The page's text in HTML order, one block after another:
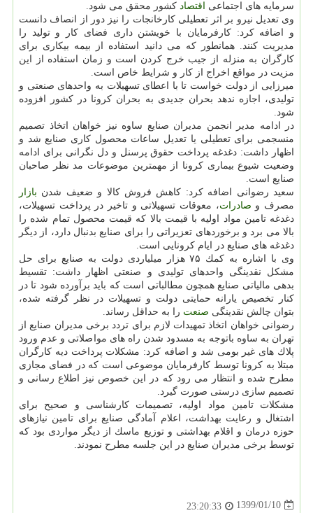
سرمایه های اجتماعی
اقتصاد كشور محقق می شود.
وی تعدیل نیرو بر اثر تعطیلی كارخانجات را نیز دور از انصاف دانست
و اضافه كرد: كارفرمایان با خویشتن داری فضای كار و تولید را
مدیریت كنند. همانطور كه می دانید استفاده از بیمه بیكاری برای
كارگران به منزله از جیب خرج كردن است و زمان استفاده از این
مزیت در مواقع اخراج از كار و شرایط خاص است.
میرزایی از دولت خواست تا با اعطای تسهیلات به واحدهای صنعتی و
تولیدی، اجازه ندهد بحران جدیدی به بحران كرونا در كشور افزوده
شود.
در ادامه مدیر انجمن مدیران صنایع ساوه نیز خواهان اتخاذ تصمیم
منسجمی برای تعطیلی یا تعدیل ساعات محصول كاری صنایع شد و
اظهار داشت: دغدغه پرداخت حقوق پرسنل و دل نگرانی برای ادامه
وضعیت شیوع بیماری كرونا از مهمترین موضوعات مد نظر صاحبان
صنایع است.
سعید رضوانی اضافه كرد: كاهش فروش كالا و ضعیف شدن بازار
مصرف و صادرات، معوقات تسهیلاتی و تاخیر در پرداخت تسهیلات،
دغدغه تامین مواد اولیه با قیمت بالا كه قیمت محصول تمام شده را
بالا می برد و برخوردهای تعزیراتی را برای صنایع بدنبال دارد، از دیگر
دغدغه های صنایع در ایام كرونایی است.
وی با اشاره به كمك ۷۵ هزار میلیاردی دولت به صنایع برای حل
مشكل نقدینگی واحدهای تولیدی و صنعتی اظهار داشت: تقسیط
بدهی مالیاتی صنایع همچون مطالباتی است كه باید برآورده شود تا در
كنار تخصیص یارانه حمایتی دولت و تسهیلات در نظر گرفته شده،
بتوان چالش نقدینگی صنعت را به حداقل رساند.
رضوانی خواهان اتخاذ تمهیدات لازم برای تردد برخی مدیران صنایع از
تهران به ساوه باتوجه به مسدود شدن راه های مواصلاتی و عدم ورود
پلاك های غیر بومی شد و اضافه كرد: مشكلات پرداخت دیه كارگران
مبتلا به كرونا توسط كارفرمایان موضوعی است كه در فضای مجازی
مطرح شده و انتظار می رود كه در این خصوص نیز اطلاع رسانی و
تصمیم سازی درستی صورت گیرد.
مشكلات تامین مواد اولیه، تصمیمات كارشناسی و صحیح برای
اشتغال و رعایت بهداشت، اعلام آمادگی صنایع برای تامین نیازهای
حوزه درمان و اقلام بهداشتی و توزیع ماسك از دیگر مواردی بود كه
توسط برخی مدیران صنایع در این جلسه مطرح نمودند.
1399/01/10
23:20:33